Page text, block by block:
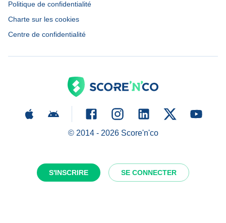
S'INSCRIRE SE CONNECTER
Politique de confidentialité
Charte sur les cookies
Centre de confidentialité
© 2014 - 2026Score'n'co